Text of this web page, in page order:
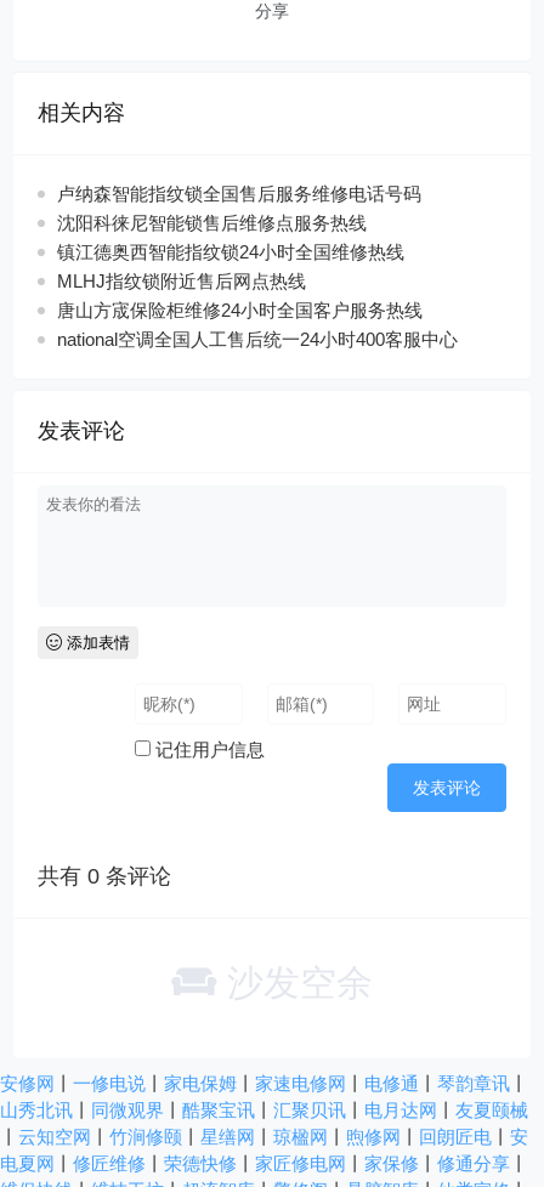
分享
相关内容
卢纳森智能指纹锁全国售后服务维修电话号码
沈阳科徕尼智能锁售后维修点服务热线
镇江德奥西智能指纹锁24小时全国维修热线
MLHJ指纹锁附近售后网点热线
唐山方宬保险柜维修24小时全国客户服务热线
national空调全国人工售后统一24小时400客服中心
发表评论
添加表情
记住用户信息
共有0 条评论
沙发空余
安修网 一修电说 家电保姆 家速电修网 电修通 琴韵章讯
山秀北讯
同微观界 酷聚宝讯 汇聚贝讯 电月达网
友夏颐械
云知空网 竹涧修颐 星缮网 琼楹网 煦修网 回朗匠电
安
电夏网
修匠维修 荣德快修 家匠修电网 家保修 修通分享